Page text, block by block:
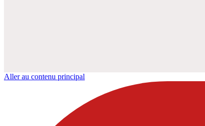
Aller au contenu principal